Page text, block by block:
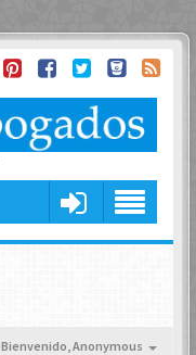
Bienvenido,Anonymous